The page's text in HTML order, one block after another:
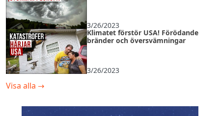
3/26/2023
Klimatet förstör USA! Förödande
bränder och översvämningar
3/26/2023
Visa alla →